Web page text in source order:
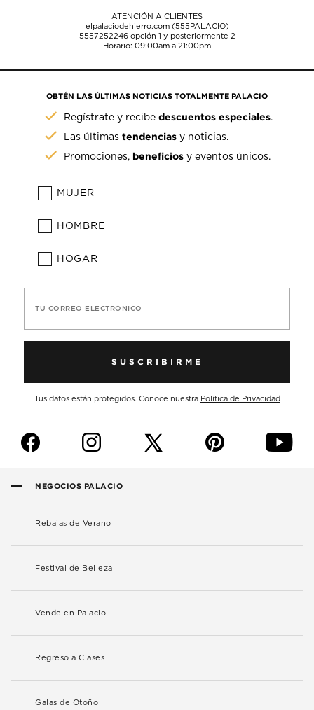
ATENCIÓN A CLIENTES
elpalaciodehierro.com (555PALACIO)
5557252246opción 1 y posteriormente 2
Horario: 09:00am a 21:00pm
OBTÉN LAS ÚLTIMAS NOTICIAS TOTALMENTE PALACIO
Regístrate y recibedescuentos especiales.
Las últimastendencias y noticias.
Promociones, beneficios y eventos únicos.
MUJER
HOMBRE
HOGAR
TU CORREO ELECTRÓNICO
SUSCRIBIRME
Tus datos están protegidos. Conoce nuestra Política de Privacidad
f i p y
NEGOCIOS PALACIO
Rebajas de Verano
Festival de Belleza
Vende en Palacio
Regreso a Clases
Galas de Otoño